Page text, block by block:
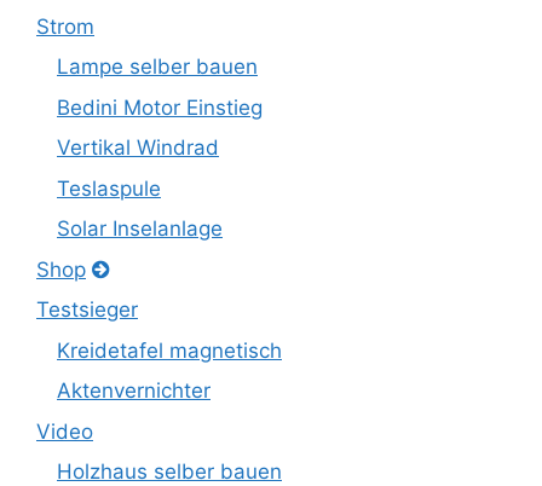
Strom
Lampe selber bauen
Bedini Motor Einstieg
Vertikal Windrad
Teslaspule
Solar Inselanlage
Shop
Testsieger
Kreidetafel magnetisch
Aktenvernichter
Video
Holzhaus selber bauen